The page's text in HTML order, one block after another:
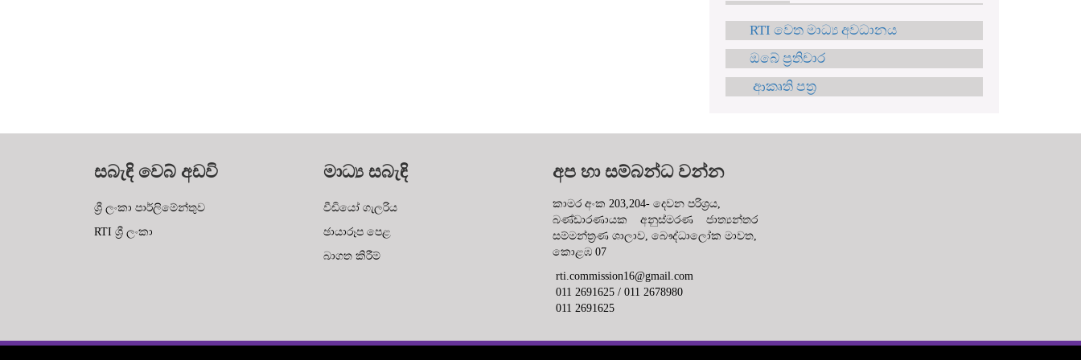
RTI වෙත මාධ්‍ය අවධානය
ඔබේ ප්‍රතිචාර
ආකෘති පත්‍ර
සබැඳි වෙබ් අඩවි
ශ්‍රී ලංකා පාර්ලිමේන්තුව
RTI ශ්‍රී ලංකා
මාධ්‍ය සබැඳි
වීඩියෝ ගැලරිය
ඡායාරූප පෙළ
බාගත කිරීම්
අප හා සම්බන්ධ වන්න
කාමර අංක 203,204- දෙවන පරිශ්‍රය,
බණ්ඩාරණායක අනුස්මරණ ජාත්‍යන්තර
සම්මන්ත්‍රණ ශාලාව, බෞද්ධාලෝක මාවත,
කොළඹ 07
rti.commission16@gmail.com
011 2691625 / 011 2678980
011 2691625